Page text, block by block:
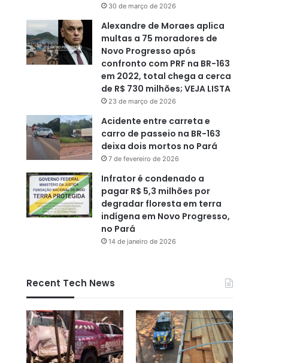
30 de março de 2026
Alexandre de Moraes aplica
multas a 75 moradores de
Novo Progresso após
confronto com PRF na BR-163
em 2022, total chega a cerca
de R$ 730 milhões; VEJA LISTA
23 de março de 2026
Acidente entre carreta e
carro de passeio na BR-163
deixa dois mortos no Pará
7 de fevereiro de 2026
Infrator é condenado a
pagar R$ 5,3 milhões por
degradar floresta em terra
indígena em Novo Progresso,
no Pará
14 de janeiro de 2026
Recent Tech News